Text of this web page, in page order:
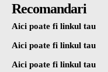
Recomandari
Aici poate fi linkul tau
Aici poate fi linkul tau
Aici poate fi linkul tau